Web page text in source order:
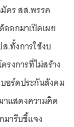
คร สส.พรรค
ออกมาเปิดเผย
.ทั้งการใช้งบ
รงการที่ไม่สร้าง
อร์ดประกันสังคม
าแสดงความคิด
มารีบชี้แจง